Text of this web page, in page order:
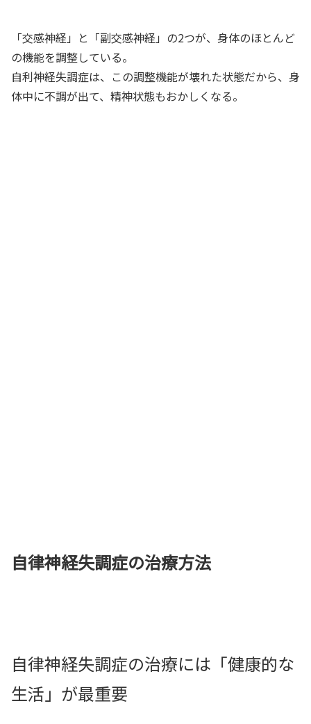
「交感神経」と「副交感神経」の2つが、身体のほとんど
の機能を調整している。
自利神経失調症は、この調整機能が壊れた状態だから、身
体中に不調が出て、精神状態もおかしくなる。
自律神経失調症の治療方法
自律神経失調症の治療には「健康的な
生活」が最重要